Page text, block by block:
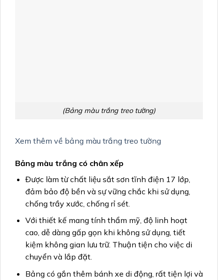
(Bảng màu trắng treo tường)
Xem thêm về bảng màu trắng treo tường
Bảng màu trắng có chân xếp
Được làm từ chất liệu sắt sơn tĩnh điện 17 lớp,
đảm bảo độ bền và sự vững chắc khi sử dụng,
chống trầy xước, chống rỉ sét.
Với thiết kế mang tính thẩm mỹ, độ linh hoạt
cao, dễ dàng gấp gọn khi không sử dụng, tiết
kiệm không gian lưu trữ. Thuận tiện cho việc di
chuyển và lắp đặt.
Bảng có gắn thêm bánh xe di động, rất tiện lợi và